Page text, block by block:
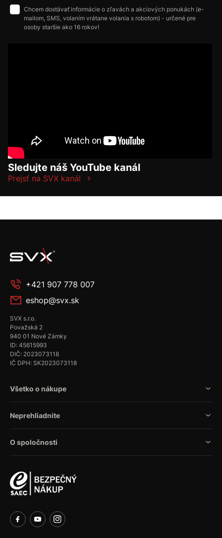
Chcem dostávať informácie o zľavách a akciových ponukách (e-
mailom, SMS, volaním vrátane volania s robotom) - určené pre
osoby staršie ako 16 rokov!
Sledujte náš YouTube kanál
Prejsť na SVX kanál
+421 907 778 007
eshop@svx.sk
SVX s.r.o.
Považská 2
940 01 Nové Zámky
ID: 45615993
DIČ: 2023073118
IČ DPH: SK2023073118
Všetko o nákupe
Neprehliadnite
O spoločnosti